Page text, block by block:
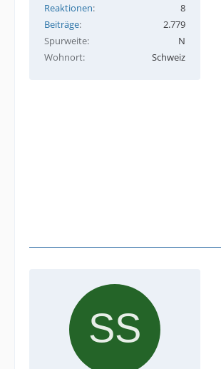
Reaktionen
8
Beiträge
2.779
Spurweite
N
Wohnort
Schweiz